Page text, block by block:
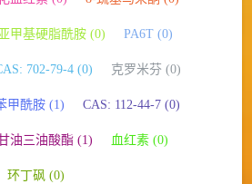
甲基硬脂酰胺 (0) PA6T (0)
702-79-4 (0) 克罗米芬 (0)
甲酰胺 (1) CAS: 112-44-7 (0)
油三油酸酯 (1) 血红素 (0)
环丁砜 (0)